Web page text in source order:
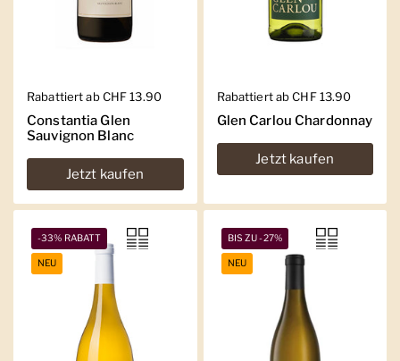
Regulärer Preis
Rabattiert ab CHF 13.90
Constantia Glen
Sauvignon Blanc
Jetzt kaufen
Regulärer Preis
Rabattiert ab CHF 13.90
Glen Carlou Chardonnay
Jetzt kaufen
-33% RABATT
NEU
BIS ZU -27%
NEU